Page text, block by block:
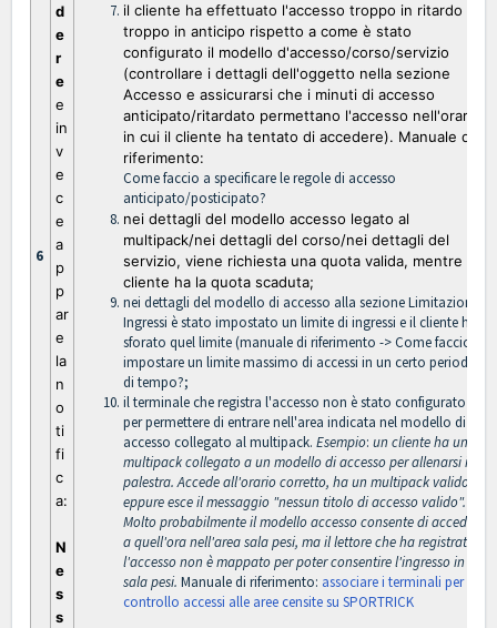
6
d
e
r
e
e
in
v
e
c
e
a
p
p
ar
e
la
n
o
ti
fi
c
a:
N
e
s
s
il cliente ha effettuato l'accesso troppo in ritardo o
troppo in anticipo rispetto a come è stato
configurato il modello d'accesso/corso/servizio
(controllare i dettagli dell'oggetto nella sezione
Accesso e assicurarsi che i minuti di accesso
anticipato/ritardato permettano l'accesso nell'orario
in cui il cliente ha tentato di accedere). Manuale di
riferimento:
Come faccio a specificare le regole di accesso
anticipato/posticipato?
nei dettagli del modello accesso legato al
multipack/nei dettagli del corso/nei dettagli del
servizio, viene richiesta una quota valida, mentre il
cliente ha la quota scaduta;
nei dettagli del modello di accesso alla sezione Limitazione
Ingressi è stato impostato un limite di ingressi e il cliente ha
sforato quel limite (manuale di riferimento ->Come faccio a
impostare un limite massimo di accessi in un certo periodo
di tempo?;
il terminale che registra l'accesso non è stato configurato
per permettere di entrare nell'area indicata nel modello di
accesso collegato al multipack. Esempio: un cliente ha un
multipack collegato a un modello di accesso per allenarsi in
palestra. Accede all'orario corretto, ha un multipack valido,
eppure esce il messaggio "nessun titolo di accesso valido".
Molto probabilmente il modello accesso consente di accedere
a quell'ora nell'area sala pesi, ma il lettore che ha registrato
l'accesso non è mappato per poter consentire l'ingresso in
sala pesi. Manuale di riferimento: associare i terminali per il
controllo accessi alle aree censite su SPORTRICK